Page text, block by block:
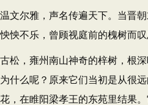
尔雅，声名传遍天下。当晋朝
怏不乐，曾顾视庭前的槐树而
，雍州南山神奇的梓树，根深
什么呢？原来它们当初是从很
，在睢阳梁孝王的东苑里结果